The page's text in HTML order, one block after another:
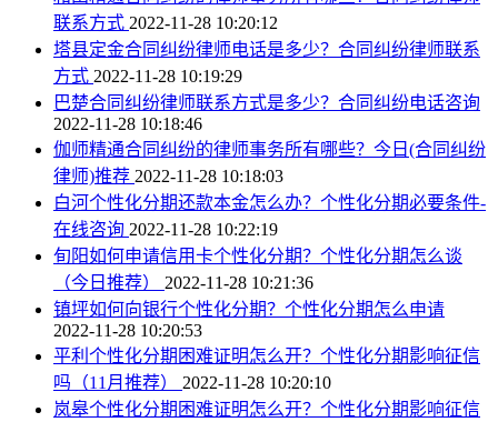
联系方式 2022-11-28 10:20:12
塔县定金合同纠纷律师电话是多少？合同纠纷律师联系
方式 2022-11-28 10:19:29
巴楚合同纠纷律师联系方式是多少？合同纠纷电话咨询
2022-11-28 10:18:46
伽师精通合同纠纷的律师事务所有哪些？今日(合同纠纷
律师)推荐 2022-11-28 10:18:03
白河个性化分期还款本金怎么办？个性化分期必要条件-
在线咨询 2022-11-28 10:22:19
旬阳如何申请信用卡个性化分期？个性化分期怎么谈
（今日推荐） 2022-11-28 10:21:36
镇坪如何向银行个性化分期？个性化分期怎么申请
2022-11-28 10:20:53
平利个性化分期困难证明怎么开？个性化分期影响征信
吗（11月推荐） 2022-11-28 10:20:10
岚皋个性化分期困难证明怎么开？个性化分期影响征信